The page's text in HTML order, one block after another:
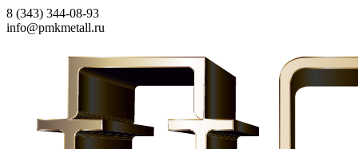
8 (343) 344-08-93
info@pmkmetall.ru